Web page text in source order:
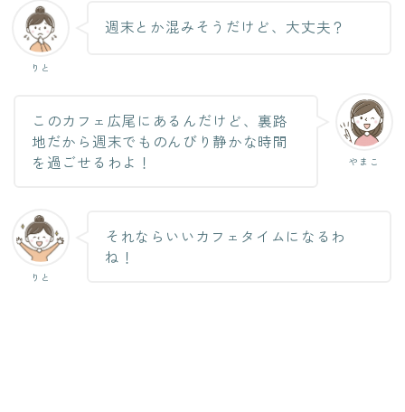
りと
週末とか混みそうだけど、大丈夫？
やまこ
このカフェ広尾にあるんだけど、裏路
地だから週末でものんびり静かな時間
を過ごせるわよ！
りと
それならいいカフェタイムになるわ
ね！